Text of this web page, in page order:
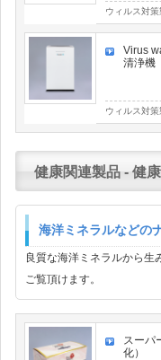
ウィルス対策
Virus
清浄機
ウィルス対策
健康関連製品 - 健
海洋ミネラルなどの
良質な海洋ミネラルから
ご覧頂けます。
スーパ
化）